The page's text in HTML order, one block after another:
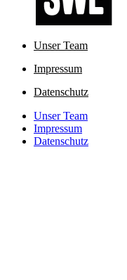
Unser Team
Impressum
Datenschutz
Unser Team
Impressum
Datenschutz